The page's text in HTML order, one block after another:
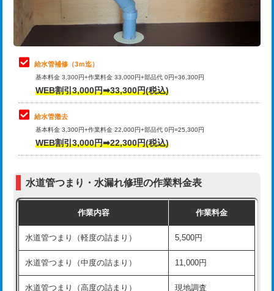
排水管工事（排水管工事/3ｍまで） 55,000円
排水管工事（追加 排水管工事/3ｍ超
マス交換（土の掘削・埋め戻し作業）
マス交換（深さ50㎝未満）
マス交換（深さ50㎝以上）
コンクリート斫り（厚さ10㎝まで）
モルタル補修（厚さ10㎝超え） 38,500円
洗面台設置 38,500円
化粧台設置 22,000円
止水・漏水調査・防水処理・清掃・修
理・調整・分解・加工など（軽作業）
11,000円
止水・漏水調査・防水処理・清掃・修
理・調整・分解・加工など（中作業）
止水・漏水調査・防水処理・清掃・修
理・調整・分解・加工など（重作業）
33,000円
その他部品の脱着
交換・取付（タンク）
式）)
式・ワンホール）)
交換・取付(排水栓・排水トラップ
22,000円+材料費
給水管補修（3ｍ迄）
基本料金 3,300円+作業料金 33,000円+部品代 0円=36,300円
WEB割引3,000円➡33,300円(税込)
給水管撤去
基本料金 3,300円+作業料金 22,000円+部品代 0円=25,300円
WEB割引3,000円➡22,300円(税込)
水道管つまり・水漏れ修理の作業料金表
作業内容 作業料金
水道管つまり（軽度の詰まり） 5,500円
水道管つまり（中度の詰まり） 11,000円
水道管つまり（高度の詰まり） 現地調査